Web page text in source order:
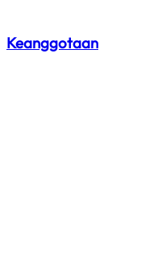
Keanggotaan